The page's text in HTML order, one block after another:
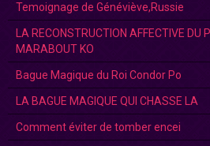
Temoignage de Généviève,Russie
LA RECONSTRUCTION AFFECTIVE DU
MARABOUT KO
Bague Magique du Roi Condor Po
LA BAGUE MAGIQUE QUI CHASSE LA
Comment éviter de tomber encei